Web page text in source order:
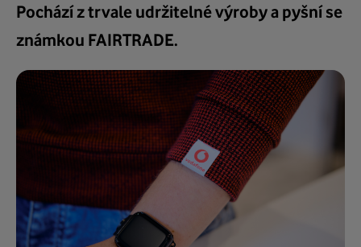
Pochází z trvale udržitelné výroby a pyšní se
známkou FAIRTRADE.